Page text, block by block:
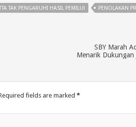
TAK PENGARUHI HASIL PEMILU!
PENOLAKAN
SBY Marah
Menarik Dukungan
fields are marked *